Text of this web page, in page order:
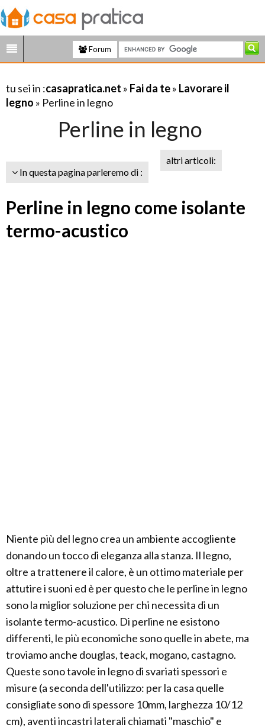
Forum
tu sei in :casapratica.net » Fai da te» Lavorare il
legno » Perline in legno
Perline in legno
In questa pagina parleremo di :
altri articoli:
Perline in legno come isolante
termo-acustico
Niente più del legno crea un ambiente accogliente
donando un tocco di eleganza alla stanza. Il legno,
oltre a trattenere il calore, è un ottimo materiale per
attutire i suoni ed è per questo che le perline in legno
sono la miglior soluzione per chi necessita di un
isolante termo-acustico. Di perline ne esistono
differenti, le più economiche sono quelle in abete, ma
troviamo anche douglas, teack, mogano, castagno.
Queste sono tavole in legno di svariati spessori e
misure (a seconda dell'utilizzo: per la casa quelle
consigliate sono di spessore 10mm, larghezza 10/12
cm), aventi incastri laterali chiamati "maschio" e